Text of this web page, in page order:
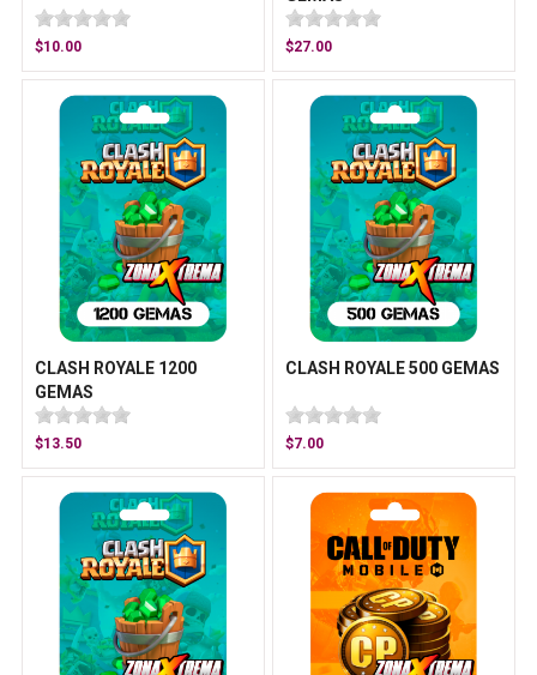
$10.00 $27.00
CLASH ROYALE 1200
GEMAS
$13.50
CLASH ROYALE 500 GEMAS
$7.00